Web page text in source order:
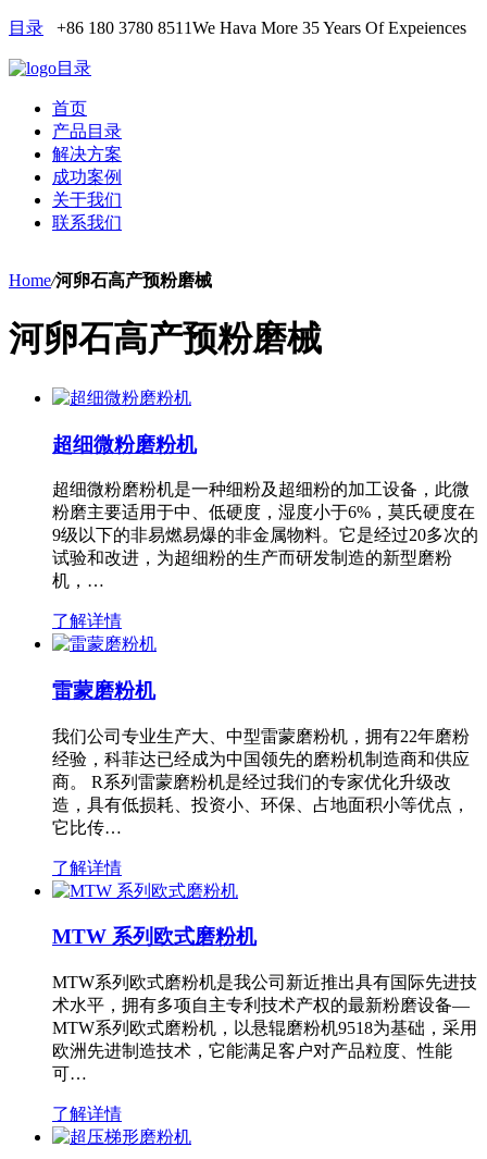
目录 +86 180 3780 8511We Hava More 35 Years Of Expeiences
目录
首页
产品目录
解决方案
成功案例
关于我们
联系我们
Home/河卵石高产预粉磨械
河卵石高产预粉磨械
超细微粉磨粉机
超细微粉磨粉机是一种细粉及超细粉的加工设备，此微
粉磨主要适用于中、低硬度，湿度小于6%，莫氏硬度在
9级以下的非易燃易爆的非金属物料。它是经过20多次的
试验和改进，为超细粉的生产而研发制造的新型磨粉
机，…
了解详情
雷蒙磨粉机
我们公司专业生产大、中型雷蒙磨粉机，拥有22年磨粉
经验，科菲达已经成为中国领先的磨粉机制造商和供应
商。 R系列雷蒙磨粉机是经过我们的专家优化升级改
造，具有低损耗、投资小、环保、占地面积小等优点，
它比传…
了解详情
MTW 系列欧式磨粉机
MTW系列欧式磨粉机是我公司新近推出具有国际先进技
术水平，拥有多项自主专利技术产权的最新粉磨设备—
MTW系列欧式磨粉机，以悬辊磨粉机9518为基础，采用
欧洲先进制造技术，它能满足客户对产品粒度、性能
可…
了解详情